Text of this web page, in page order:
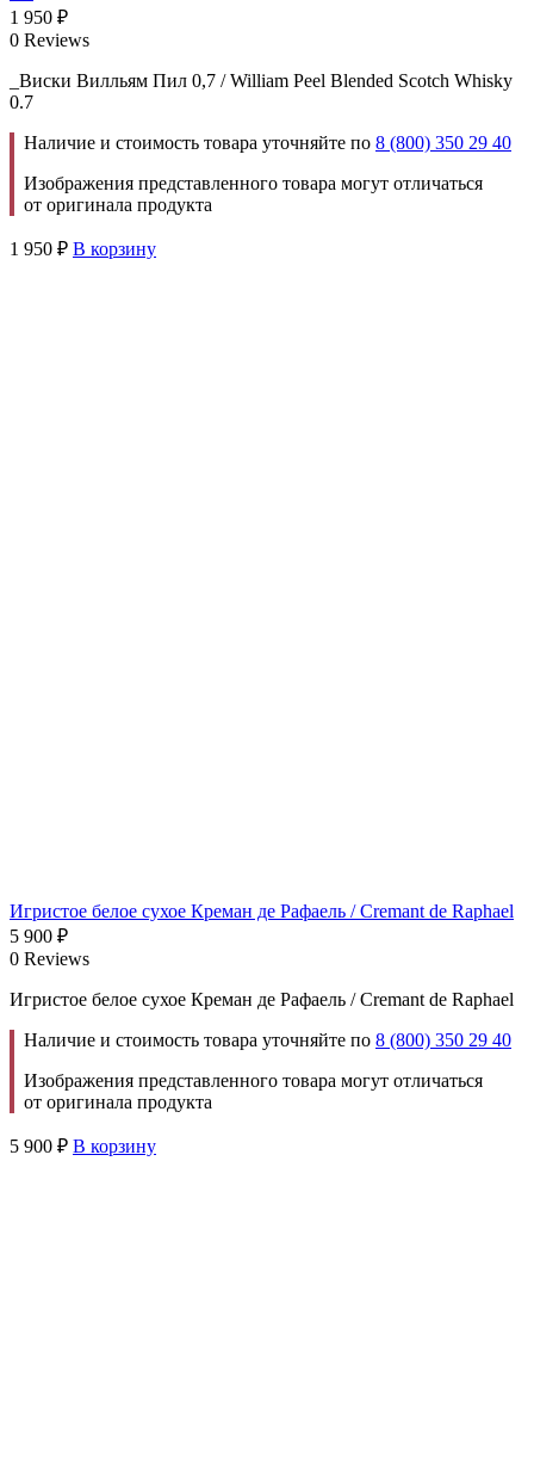
1 950 ₽
0 Reviews
_Виски Вилльям Пил 0,7 / William Peel Blended Scotch Whisky
0.7
Наличие и стоимость товара уточняйте по 8 (800) 350 29 40
Изображения представленного товара могут отличаться
от оригинала продукта
1 950 ₽ В корзину
Игристое белое сухое Креман де Рафаель / Cremant de Raphael
5 900 ₽
0 Reviews
Игристое белое сухое Креман де Рафаель / Cremant de Raphael
Наличие и стоимость товара уточняйте по 8 (800) 350 29 40
Изображения представленного товара могут отличаться
от оригинала продукта
5 900 ₽ В корзину